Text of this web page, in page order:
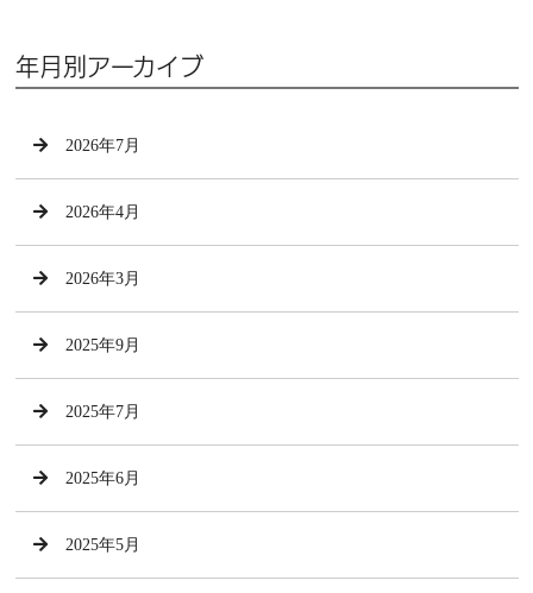
年月別アーカイブ
2026年7月
2026年4月
2026年3月
2025年9月
2025年7月
2025年6月
2025年5月